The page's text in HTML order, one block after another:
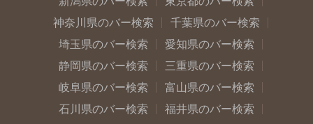
神奈川県のバー検索
千葉県のバー検索
埼玉県のバー検索
愛知県のバー検索
静岡県のバー検索
三重県のバー検索
岐阜県のバー検索
富山県のバー検索
石川県のバー検索
福井県のバー検索